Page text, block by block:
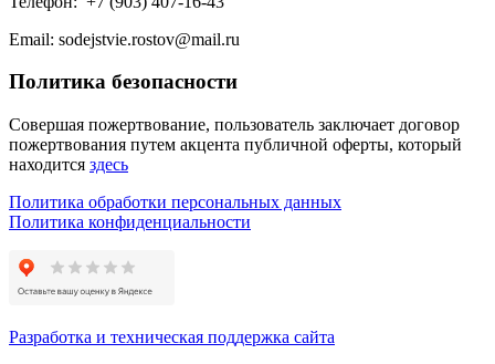
Email: sodejstvie.rostov@mail.ru
Политика безопасности
Совершая пожертвование, пользователь заключает договор
пожертвования путем акцента публичной оферты, который
находится здесь
Политика обработки персональных данных
Политика конфиденциальности
Разработка и техническая поддержка сайта